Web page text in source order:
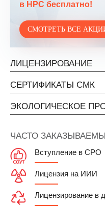
в НРС бесплатно!
СМОТРЕТЬ ВСЕ
ЛИЦЕНЗИРОВАНИЕ
СЕРТИФИКАТЫ СМК
ЭКОЛОГИЧЕСКОЕ
ЧАСТО
Вступление в СРО
Лицензия на ИИИ
Лицензирование в